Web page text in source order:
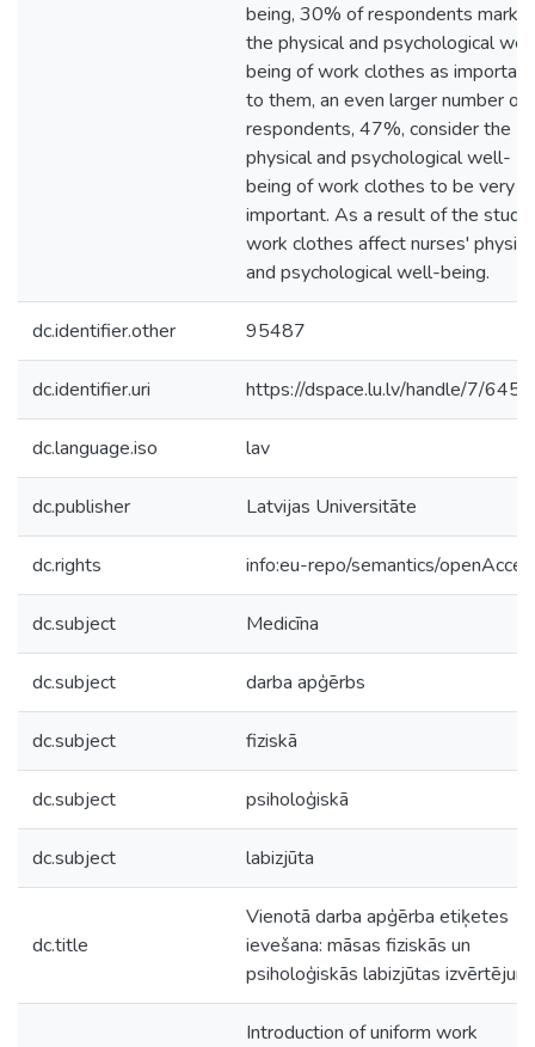
being, 30% of respondents
the physical and psychological
being of work clothes as important
to them, an even larger number of
respondents, 47%, consider the
physical and psychological well-
being of work clothes to be very
important. As a result of the study,
work clothes affect nurses'
and psychological well-being.
dc.identifier.other 95487
dc.identifier.uri https://dspace.lu.lv/handle/7/
dc.language.iso lav
dc.publisher Latvijas Universitāte
dc.rights info:eu-repo/semantics/
dc.subject Medicīna
dc.subject darba apģērbs
dc.subject fiziskā
dc.subject psiholoģiskā
dc.subject labizjūta
dc.title
Vienotā darba apģērba etiķetes
ievešana: māsas fiziskās un
psiholoģiskās labizjūtas
Introduction of uniform work